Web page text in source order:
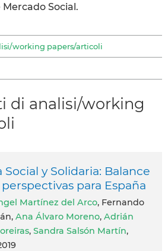
Social.
working papers/articoli
di analisi/working
Social y Solidaria: Balance
para España
Martínez del Arco, Fernando
Ana Álvaro Moreno, Adrián
, Sandra Salsón Martín,